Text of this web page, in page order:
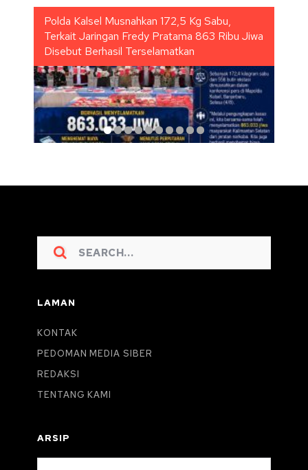
Polda Kalsel Musnahkan 172,5 Kg Sabu,
Terkait Jaringan Fredy Pratama 863 Ribu Jiwa
Disebut Berhasil Terselamatkan
LAMAN
KONTAK
PEDOMAN MEDIA SIBER
REDAKSI
TENTANG KAMI
ARSIP